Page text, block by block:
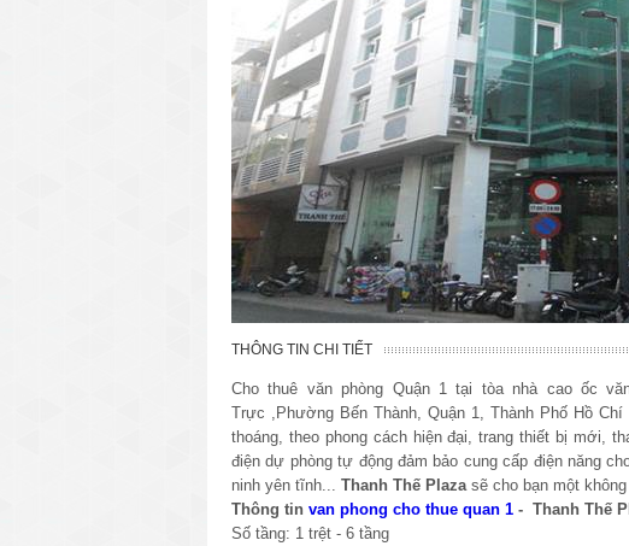
THÔNG TIN CHI TIẾT
Cho thuê văn phòng Quận 1 tại tòa nhà cao ốc
Trực ,Phường Bến Thành, Quận 1, Thành Phố Hồ Chí
thoáng, theo phong cách hiện đại, trang thiết bị mới,
điện dự phòng tự động đảm bảo cung cấp điện năng
ninh yên tĩnh... Thanh Thế Plaza sẽ cho bạn một
Thông tin van phong cho thue quan 1 - Thanh Thế
Số tầng: 1 trệt - 6 tầng
văn phòng cho thuê quận 3
văn phòng quận 1
văn phòng quận 3
cao ốc văn phòng quận 1
cao ốc văn phòng quận 3